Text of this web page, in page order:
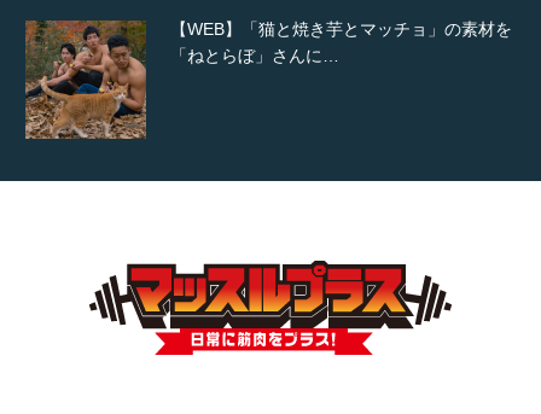
【YouTube】マッチョフリー素材メンバーが
TOKYO FMラジオ番組「ONE MORNING」